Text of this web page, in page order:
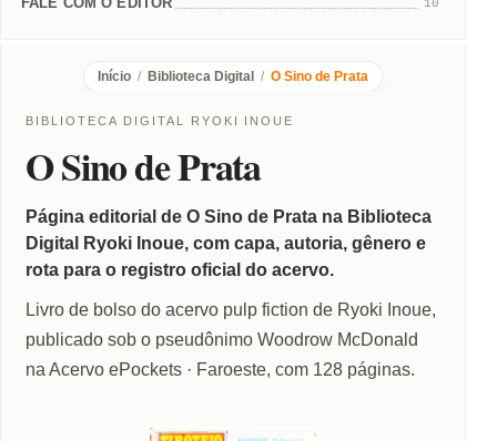
FALE COM O EDITOR 10
Início / Biblioteca Digital / O Sino de Prata
BIBLIOTECA DIGITAL RYOKI INOUE
O Sino de Prata
Página editorial de O Sino de Prata na Biblioteca
Digital Ryoki Inoue, com capa, autoria, gênero e
rota para o registro oficial do acervo.
Livro de bolso do acervo pulp fiction de Ryoki Inoue,
publicado sob o pseudônimo Woodrow McDonald
na Acervo ePockets · Faroeste, com 128 páginas.